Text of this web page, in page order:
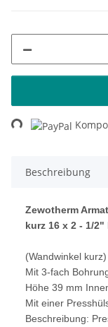
Beschreibung
Zewotherm
kurz 16 x 2 - 1/2"
(Wandwinkel kurz)
Mit 3-fach
Höhe 39 mm
Mit einer
Beschreibung: